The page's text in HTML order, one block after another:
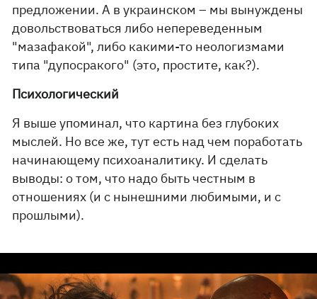
предложении. А в украинском – мы вынуждены
довольствоваться либо непереведенным
"мазафакой", либо какими-то неологизмами
типа "дупосракого" (это, простите, как?).
Психологический
Я выше упоминал, что картина без глубоких
мыслей. Но все же, тут есть над чем поработать
начинающему психоаналитику. И сделать
выводы: о том, что надо быть честным в
отношениях (и с нынешними любимыми, и с
прошлыми).